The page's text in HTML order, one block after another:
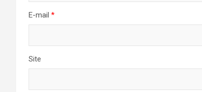
E-mail *
Site